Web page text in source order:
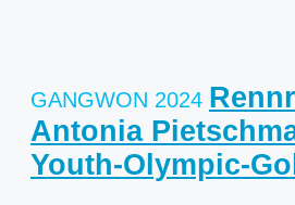
Antonia
Youth-Olympic-